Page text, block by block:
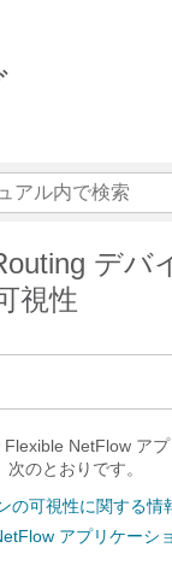
デバ
視性
NetFlow ア
のとおりです。
の可視性に関する情
アプリケーシ